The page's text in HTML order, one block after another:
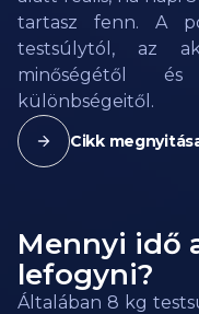
tartasz fenn. A
testsúlytól, az
minőségétől
különbségeitől.
Cikk
Mennyi idő
lefogyni?
Általában 8 kg